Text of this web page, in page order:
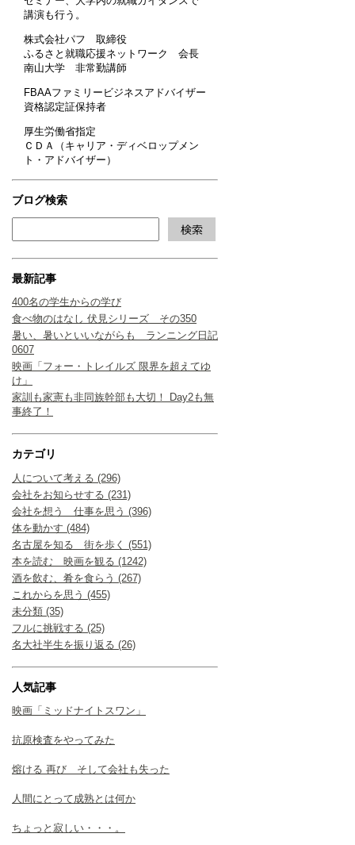
講演も行う。
株式会社パフ 取締役
ふるさと就職応援ネットワーク 会長
南山大学 非常勤講師
FBAAファミリービジネスアドバイザー
資格認定証保持者
厚生労働省指定
ＣＤＡ（キャリア・ディベロップメン
ト・アドバイザー）
ブログ検索
最新記事
400名の学生からの学び
食べ物のはなし 伏見シリーズ その350
暑い、暑いといいながらも ランニング日記
0607
映画「フォー・トレイルズ 限界を超えてゆ
け」
家訓も家憲も非同族幹部も大切！ Day2も無
事終了！
カテゴリ
人について考える (296)
会社をお知らせする (231)
会社を想う 仕事を思う (396)
体を動かす (484)
名古屋を知る 街を歩く (551)
本を読む 映画を観る (1242)
酒を飲む、肴を食らう (267)
これからを思う (455)
未分類 (35)
フルに挑戦する (25)
名大社半生を振り返る (26)
人気記事
映画「ミッドナイトスワン」
抗原検査をやってみた
熔ける 再び そして会社も失った
人間にとって成熟とは何か
ちょっと寂しい・・・。